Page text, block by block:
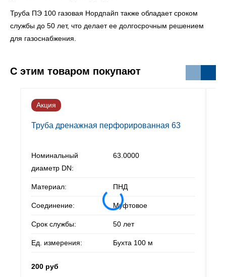
Труба ПЭ 100 газовая Нордпайп также обладает сроком
службы до 50 лет, что делает ее долгосрочным решением
для газоснабжения.
С этим товаром покупают
Акция
Труба дренажная перфорированная 63
Номинальный
диаметр DN:
63.0000
Материал: ПНД
Соединение: Муфтовое
Срок службы: 50 лет
Ед. измерения: Бухта 100 м
200 руб